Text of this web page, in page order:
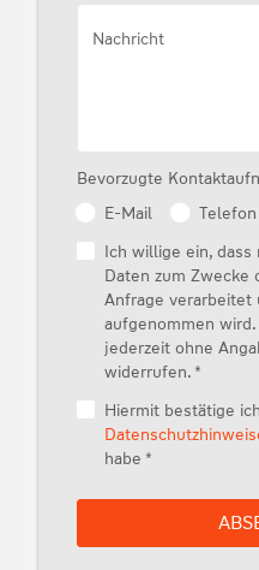
Nachricht
Bevorzugte
E-Mail
Telefon
Ich willige ein, dass
Daten zum Zwecke
Anfrage verarbeitet
aufgenommen
jederzeit ohne
widerrufen. *
Hiermit bestätige
habe *